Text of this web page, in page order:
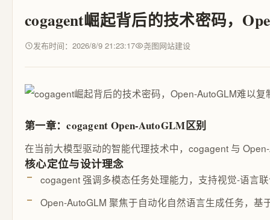
cogagent崛起背后的技术密码，
发布时间：2026/8/9 21:23:17 尧图网站建设
第一章：cogagent Open-AutoGLM区别
在当前大模型驱动的智能代理技术中，cogagent 与
核心定位与设计理念
cogagent 强调多模态任务处理能力，支持视觉-语言
Open-AutoGLM 聚焦于自动化自然语言生成任务，基